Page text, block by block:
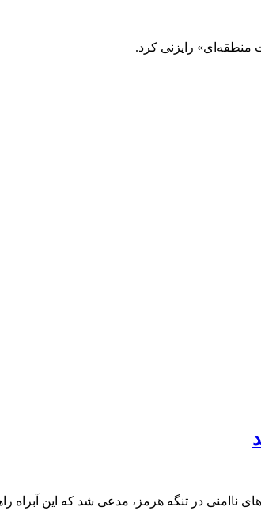
منطقه‌ای» رایزنی کرد.
ناامنی در تنگه هرمز، مدعی شد که این آبراه